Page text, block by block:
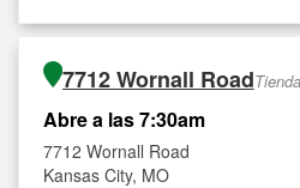
7712 Wornall Road
Abre a las 7:30am
7712 Wornall Road
Kansas City, MO